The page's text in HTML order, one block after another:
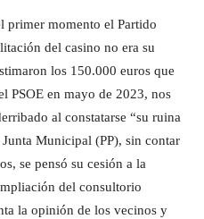
primer momento el Partido
del casino no era su
los 150.000 euros que
PSOE en mayo de 2023, nos
al constatarse “su ruina
Municipal (PP), sin contar
se pensó su cesión a la
del consultorio
la opinión de los vecinos y